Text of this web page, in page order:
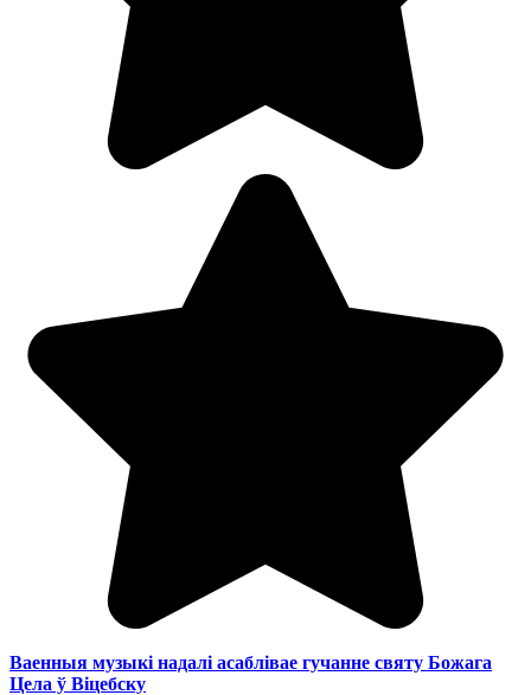
Ваенныя музыкі надалі асаблівае гучанне святу Божага
Цела ў Віцебску